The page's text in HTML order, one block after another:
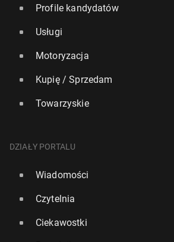
Profile kandydatów
Usługi
Motoryzacja
Kupię / Sprzedam
Towarzyskie
DZIAŁY PORTALU
Wiadomości
Czytelnia
Ciekawostki